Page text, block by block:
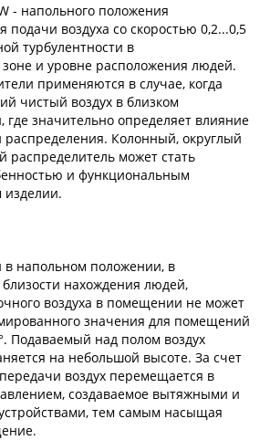
- напольного положения
подачи воздуха со скоростью 0,2...0,5
турбулентности в
и уровне расположения людей.
применяются в случае, когда
чистый воздух в близком
значительно определяет влияние
распределения. Колонный, округлый
распределитель может стать
и функциональным
изделии.
напольном положении, в
нахождения людей,
воздуха в помещении не может
значения для помещений
Подаваемый над полом воздух
на небольшой высоте. За счет
воздух перемещается в
создаваемое вытяжными и
тем самым насыщая